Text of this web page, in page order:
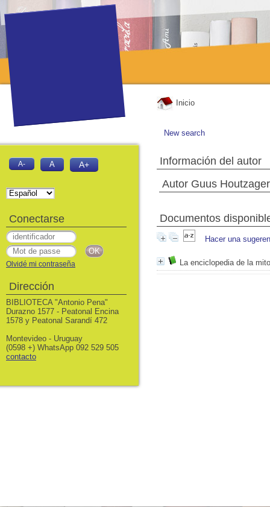
Inicio
New search
Información del autor
Autor Guus Houtzager
Documentos
Hacer una
La enciclopedia de la
A- A A+
Conectarse
Olvidé mi contraseña
Dirección
BIBLIOTECA "Antonio Pena"
Durazno 1577 - Peatonal Encina
1578 y Peatonal Sarandí 472
Montevideo - Uruguay
(0598 +) WhatsApp 092 529 505
contacto